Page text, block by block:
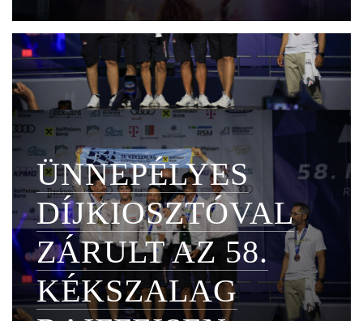
ÜNNEPÉLYES
DÍJKIOSZTÓVAL
ZÁRULT AZ 58.
KÉKSZALAG